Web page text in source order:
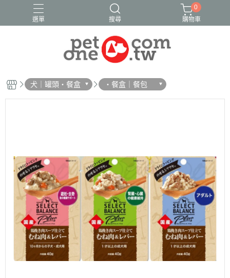
選單 搜尋
0
購物車
犬｜罐頭・餐盒 ・餐盒｜餐包